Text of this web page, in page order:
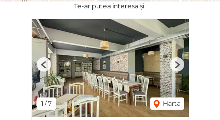
Te-ar putea interesa și:
1 /7 Harta
Previous Next